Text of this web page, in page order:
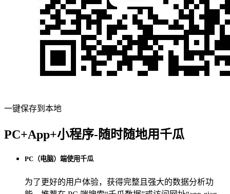
一键保存到本地
PC+App+小程序-随时随地用千瓜
PC（电脑）端使用千瓜
为了更好的用户体验，获得完整且强大的数据分析功